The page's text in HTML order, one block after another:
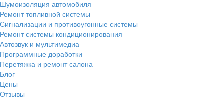
Шумоизоляция автомобиля
Ремонт топливной системы
Сигнализации и противоугонные системы
Ремонт системы кондиционирования
Автозвук и мультимедиа
Программные доработки
Перетяжка и ремонт салона
Блог
Цены
Отзывы